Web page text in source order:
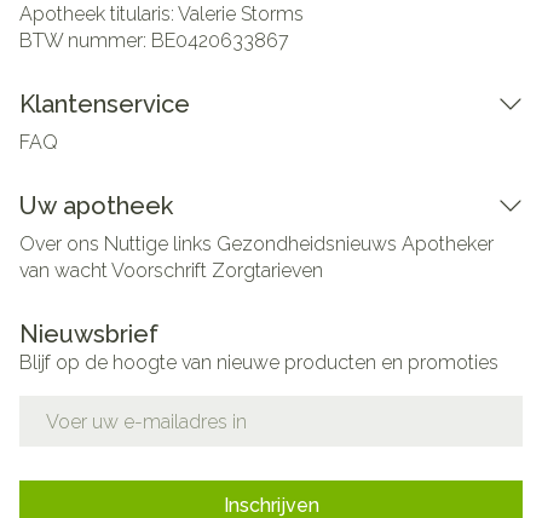
Apotheek titularis: Valerie Storms
BTW nummer: BE0420633867
Klantenservice
FAQ
Uw apotheek
Over ons Nuttige links Gezondheidsnieuws Apotheker
van wachtVoorschrift Zorgtarieven
Nieuwsbrief
Blijf op de hoogte van nieuwe producten en promoties
Inschrijven